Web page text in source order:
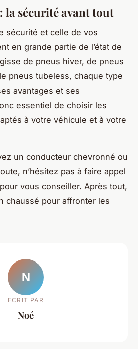
la sécurité avant tout
sécurité et celle de vos
en grande partie de l’état de
de pneus hiver, de pneus
pneus tubeless, chaque type
avantages et ses
essentiel de choisir les
à votre véhicule et à votre
un conducteur chevronné ou
n’hésitez pas à faire appel
vous conseiller. Après tout,
chaussé pour affronter les
N
ECRIT PAR
Noé